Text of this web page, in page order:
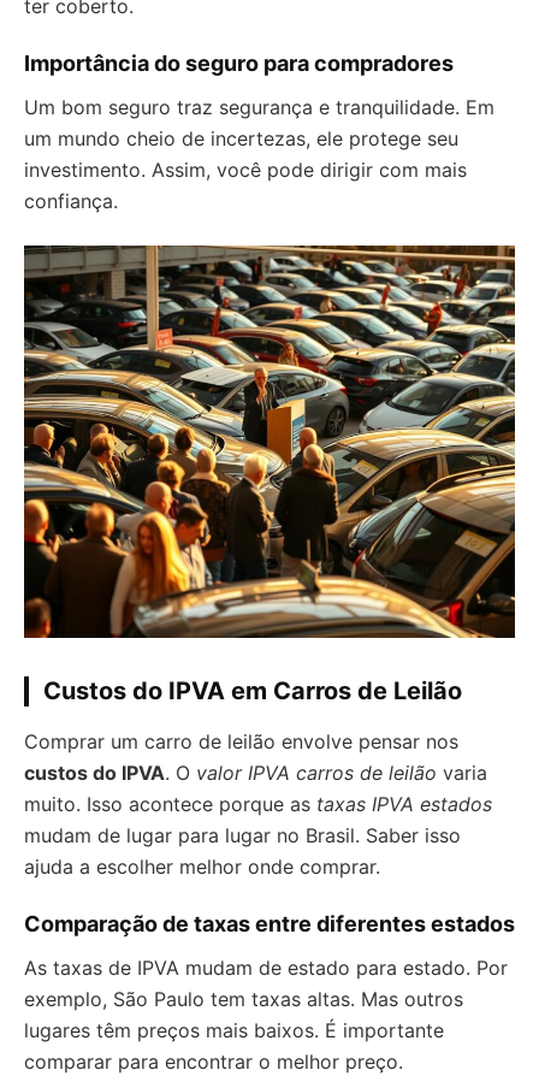
ter coberto.
Importância do seguro para compradores
Um bom seguro traz segurança e tranquilidade. Em
um mundo cheio de incertezas, ele protege seu
investimento. Assim, você pode dirigir com mais
confiança.
Custos do IPVA em Carros de Leilão
Comprar um carro de leilão envolve pensar nos
custos do IPVA. O valor IPVA carros de leilão varia
muito. Isso acontece porque as taxas IPVA estados
mudam de lugar para lugar no Brasil. Saber isso
ajuda a escolher melhor onde comprar.
Comparação de taxas entre diferentes estados
As taxas de IPVA mudam de estado para estado. Por
exemplo, São Paulo tem taxas altas. Mas outros
lugares têm preços mais baixos. É importante
comparar para encontrar o melhor preço.